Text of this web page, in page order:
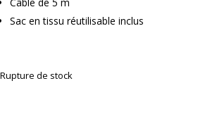
Sac en tissu réutilisable inclus
Rupture de stock